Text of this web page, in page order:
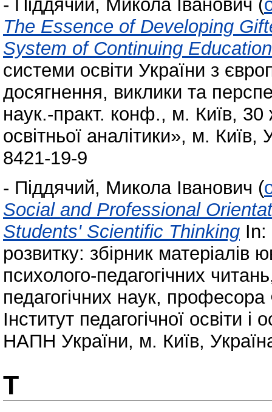
- Піддячий, Микола Іванович (
The Essence of Developing
System of Continuing
системи освіти України з
досягнення, виклики та
наук.-практ. конф., м. Київ,
освітньої аналітики», м.
8421-19-9
- Піддячий, Микола Іванович (
Social and Professional
Students' Scientific Thinking In:
розвитку: збірник матеріалів
психолого-педагогічних
педагогічних наук,
Інститут педагогічної освіти
НАПН України, м. Київ,
Т